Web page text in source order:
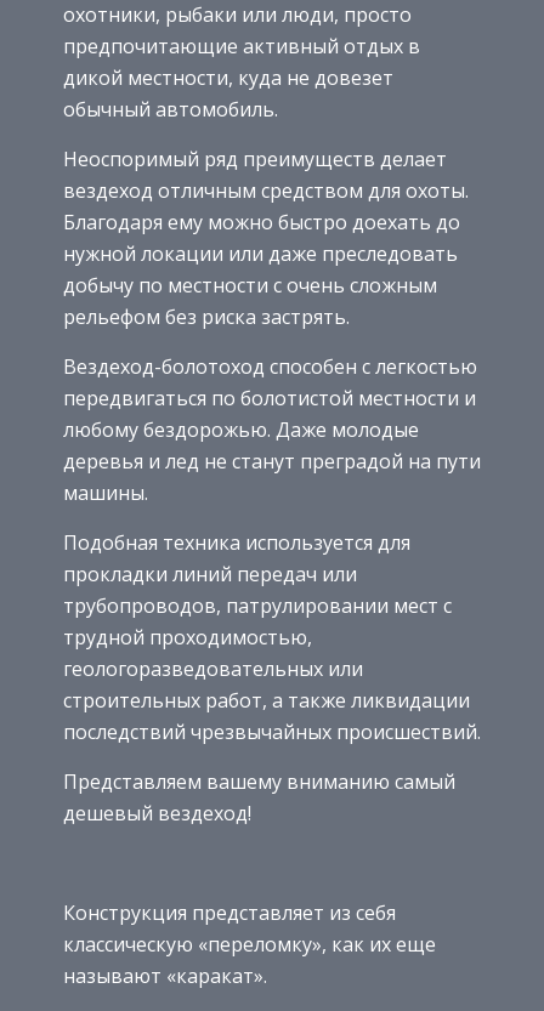
охотники, рыбаки или люди, просто
предпочитающие активный отдых в
дикой местности, куда не довезет
обычный автомобиль.
Неоспоримый ряд преимуществ делает
вездеход отличным средством для охоты.
Благодаря ему можно быстро доехать до
нужной локации или даже преследовать
добычу по местности с очень сложным
рельефом без риска застрять.
Вездеход-болотоход способен с легкостью
передвигаться по болотистой местности и
любому бездорожью. Даже молодые
деревья и лед не станут преградой на пути
машины.
Подобная техника используется для
прокладки линий передач или
трубопроводов, патрулировании мест с
трудной проходимостью,
геологоразведовательных или
строительных работ, а также ликвидации
последствий чрезвычайных происшествий.
Представляем вашему вниманию самый
дешевый вездеход!
Конструкция представляет из себя
классическую «переломку», как их еще
называют «каракат».